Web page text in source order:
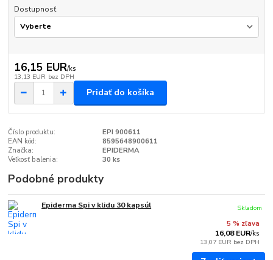
Dostupnosť
16,15 EUR/ks
13,13 EUR bez DPH
Pridať do košíka
Číslo produktu:
EPI 900611
EAN kód:
8595648900611
Značka:
EPIDERMA
Veľkosť balenia:
30 ks
Podobné produkty
Epiderma Spi v klidu 30 kapsúl
5 % zľava
16,08 EUR/ks
13,07 EUR bez DPH
Skladom